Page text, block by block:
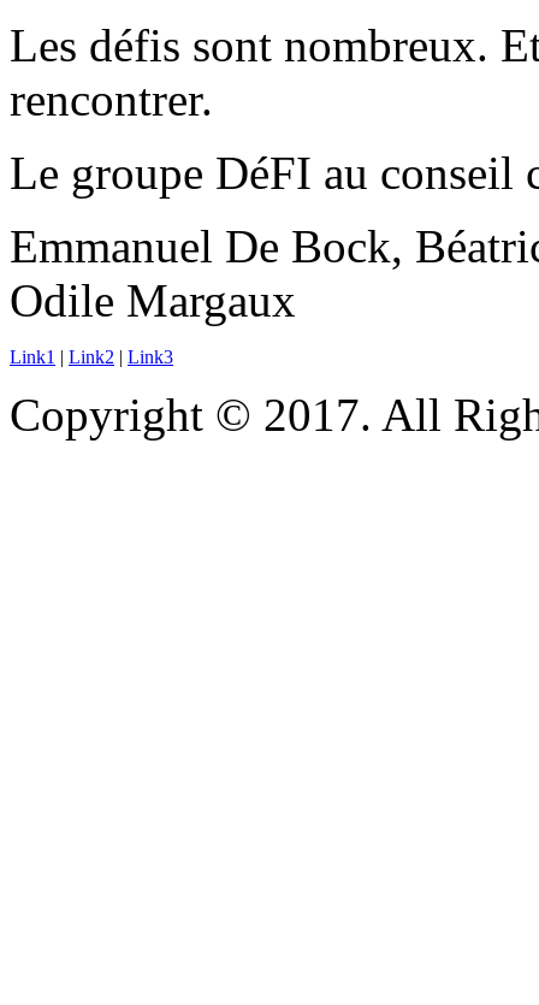
Les défis sont nombreux.
rencontrer.
Le groupe DéFI au conseil
Emmanuel De Bock,
Odile Margaux
Link1 | Link2 | Link3
Copyright © 2017. All